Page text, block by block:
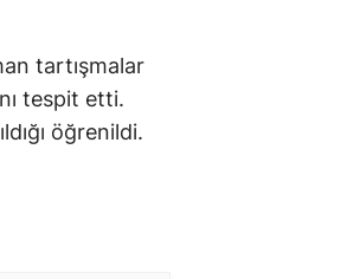
tartışmalar
tespit etti.
öğrenildi.